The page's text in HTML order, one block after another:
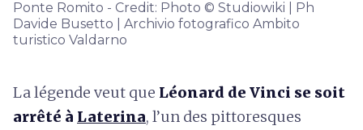
Ponte Romito - Credit: Photo © Studiowiki | Ph
Davide Busetto | Archivio fotografico Ambito
turistico Valdarno
La légende veut que Léonard de Vinci se soit
arrêté à Laterina, l’un des pittoresques